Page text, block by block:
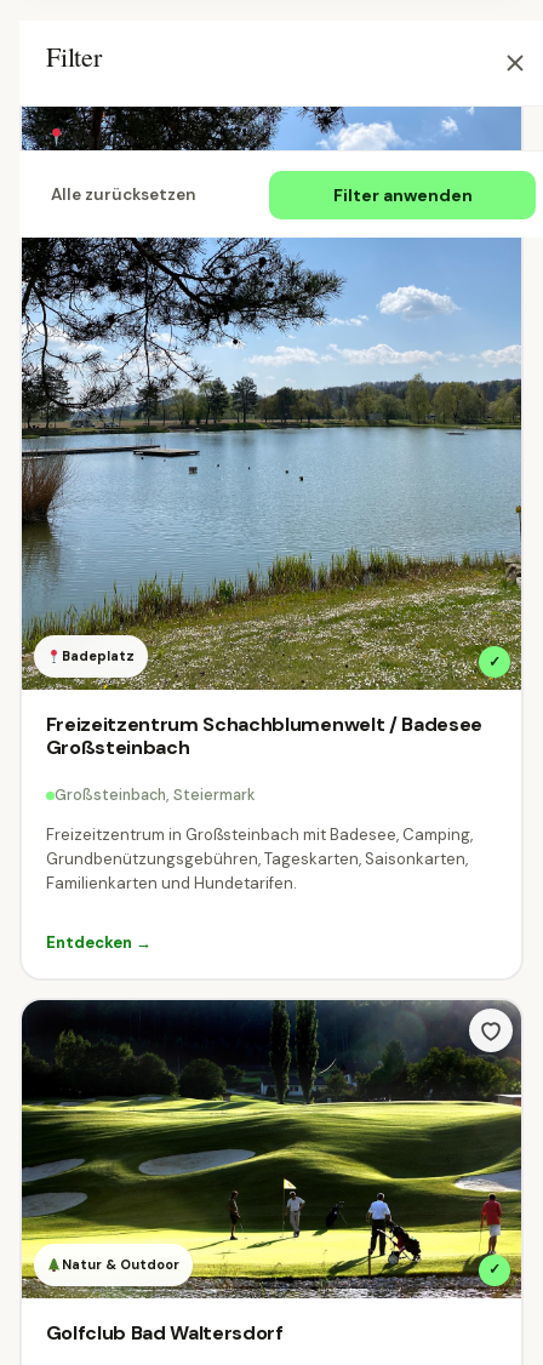
Filter
Region
Alle Länder Deutschland
Schweiz
ÖSTERREICH
Alle Regionen Burgenland 732 Kärnten 3064
Niederösterreich 7054 Oberösterreich 6245
Salzburg 5109 Steiermark 3879
Vorarlberg 4481 Wien 234
DEUTSCHLAND
Baden-Württemberg 2 Bayern 95
Appenzell Ausserrhoden
St. Gallen Thurgau 7 Zürich
Graz-Stadt Graz-Umgebung
Hartberg-Fürstenfeld 9 Leibnitz 11 Leoben 5
Liezen 13 Murau Murtal 3 Südoststeiermark
Voitsberg 8 4
🏷 Thema
Alle Themen Abenteuer
Alle zurücksetzen Filter anwenden
Badeplatz ✓
Freizeitzentrum Schachblumenwelt / Badesee
Großsteinbach
Großsteinbach, Steiermark
Freizeitzentrum in Großsteinbach mit Badesee, Camping,
Grundbenützungsgebühren, Tageskarten, Saisonkarten,
Familienkarten und Hundetarifen.
Entdecken →
Natur & Outdoor ✓
Golfclub Bad Waltersdorf